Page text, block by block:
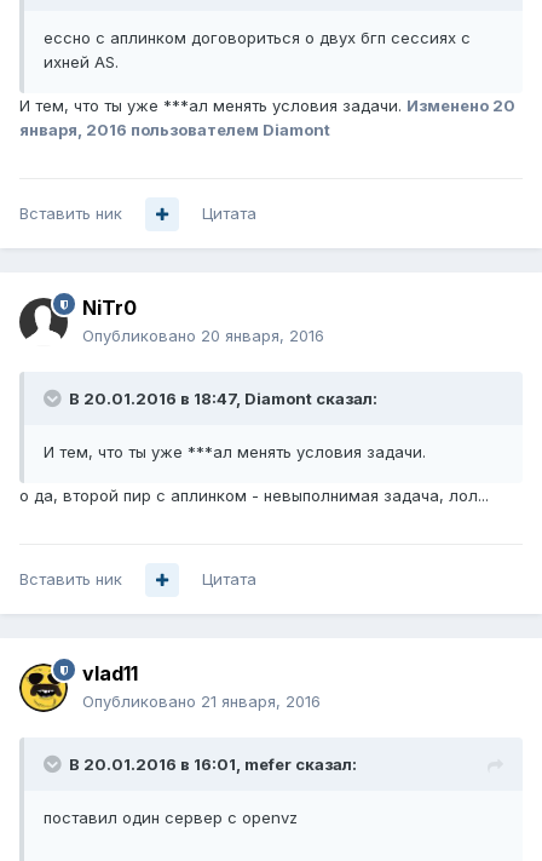
ессно с аплинком договориться о двух бгп сессиях с
ихней AS.
И тем, что ты уже ***ал менять условия задачи. Изменено 20
января, 2016 пользователем Diamont
Вставить ник Цитата
NiTr0
Опубликовано 20 января, 2016
В 20.01.2016 в 18:47, Diamont сказал:
И тем, что ты уже ***ал менять условия задачи.
о да, второй пир с аплинком - невыполнимая задача, лол...
Вставить ник Цитата
vlad11
Опубликовано 21 января, 2016
В 20.01.2016 в 16:01, mefer сказал:
поставил один сервер с openvz